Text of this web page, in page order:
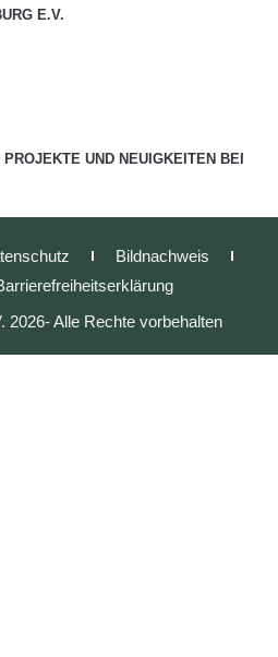
E.V.
UND NEUIGKEITEN BEI
Bildnachweis
2026- Alle Rechte vorbehalten